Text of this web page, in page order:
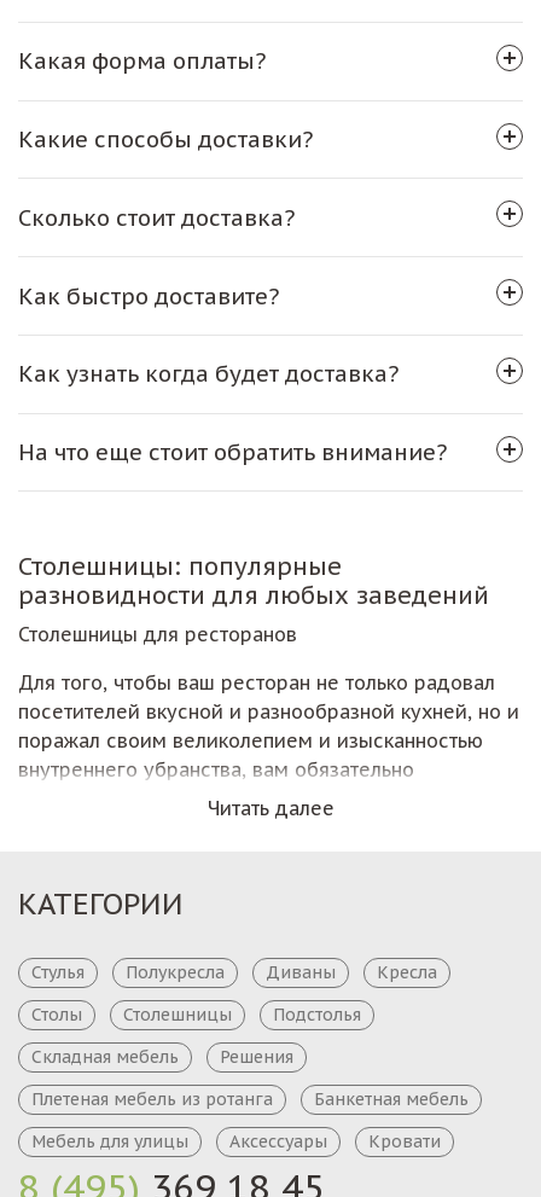
Какая форма оплаты?
Какие способы доставки?
Сколько стоит доставка?
Как быстро доставите?
Как узнать когда будет доставка?
На что еще стоит обратить внимание?
Столешницы: популярные
разновидности для любых заведений
Столешницы для ресторанов
Для того, чтобы ваш ресторан не только радовал
посетителей вкусной и разнообразной кухней, но и
поражал своим великолепием и изысканностью
внутреннего убранства, вам обязательно
необходимо продумать каждый предмет мебели.
работы. Качественные столешницы, изготовленные
способны сделать заведение функциональным и
красивым. Клиенты приходят в ресторан для
отдыха или обеда, поговорить с друзьями, для
деловых переговоров.
Кухонные столешницы в кафе
Какими чертами должно обладать современное
кафе для того, чтобы его посещаемость оставалась
Читать далее
8 (495) 369 18 45
КАТЕГОРИИ
Стулья Полукресла Диваны
Кресла
Столы
Столешницы
Подстолья
Складная мебель
Решения
Плетеная мебель из ротанга
Банкетная мебель
Мебель для улицы
Аксессуары Кровати